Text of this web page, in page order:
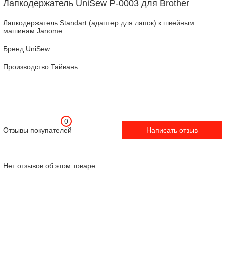
Лапкодержатель UniSew P-0003 для Brother
Лапкодержатель Standart (адаптер для лапок) к швейным
машинам Janome
Бренд UniSew
Производство Тайвань
Отзывы покупателей
0
Написать отзыв
Нет отзывов об этом товаре.